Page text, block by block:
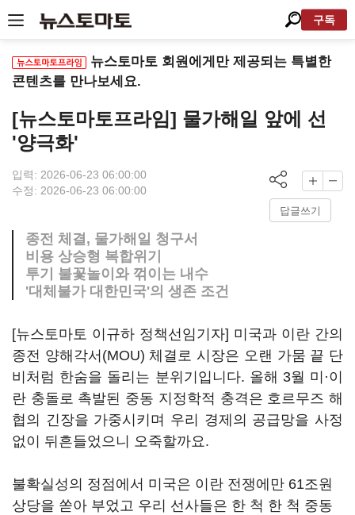
구독
뉴스토마토 회원에게만 제공되는 특별한
콘텐츠를 만나보세요.
[뉴스토마토프라임] 물가해일 앞에 선
'양극화'
입력: 2026-06-23 06:00:00
수정: 2026-06-23 06:00:00
답글쓰기
종전 체결, 물가해일 청구서
비용 상승형 복합위기
투기 불꽃놀이와 꺾이는 내수
'대체불가 대한민국'의 생존 조건
[뉴스토마토 이규하 정책선임기자] 미국과 이란 간의
종전 양해각서(MOU) 체결로 시장은 오랜 가뭄 끝 단
비처럼 한숨을 돌리는 분위기입니다. 올해 3월 미·이
란 충돌로 촉발된 중동 지정학적 충격은 호르무즈 해
협의 긴장을 가중시키며 우리 경제의 공급망을 사정
없이 뒤흔들었으니 오죽할까요.
불확실성의 정점에서 미국은 이란 전쟁에만 61조원
상당을 쏟아 부었고 우리 선사들은 한 척 한 척 중동